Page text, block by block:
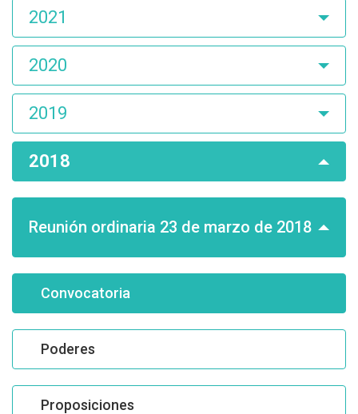
2021
2020
2019
2018
Reunión ordinaria 23 de marzo de 2018
Convocatoria
Poderes
Proposiciones